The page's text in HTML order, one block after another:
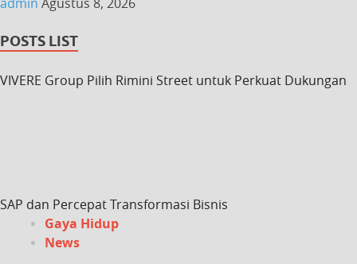
POSTS LIST
VIVERE Group Pilih Rimini Street untuk Perkuat Dukungan
SAP dan Percepat Transformasi Bisnis
Gaya Hidup
News